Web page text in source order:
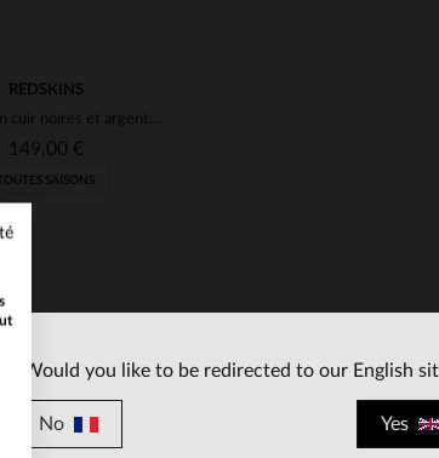
REDSKINS
Bottines en cuir noires et argentées pour femme
149,00 €
SAISONS
Would you like to be redirected to our English
No Yes